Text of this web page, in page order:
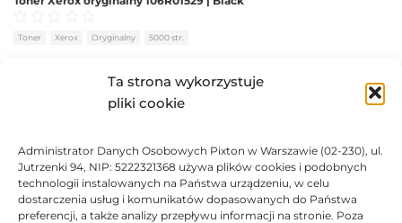
Ta strona wykorzystuje
pliki cookie
Administrator Danych Osobowych Pixton w Warszawie (02-230), ul.
Jutrzenki 94, NIP: 5222321368 używa plików cookies i podobnych
technologii instalowanych na Państwa urządzeniu, w celu
dostarczenia usług i komunikatów dopasowanych do Państwa
preferencji, a także analizy przepływu informacji na stronie. Poza
Oceniono
Toner Xerox Oryginalny 5000 str.
BRAK